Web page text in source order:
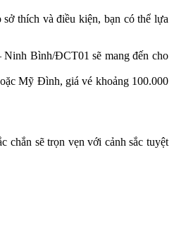
thích và điều kiện, bạn có thể lựa
Ninh Bình/ĐCT01 sẽ mang đến cho
Mỹ Đình, giá vé khoảng 100.000
chắn sẽ trọn vẹn với cảnh sắc tuyệt